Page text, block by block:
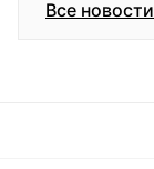
Все новости